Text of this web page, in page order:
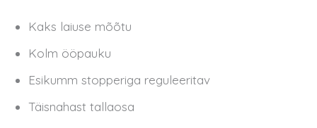
Kaks laiuse mõõtu
Kolm ööpauku
Esikumm stopperiga reguleeritav
Täisnahast tallaosa